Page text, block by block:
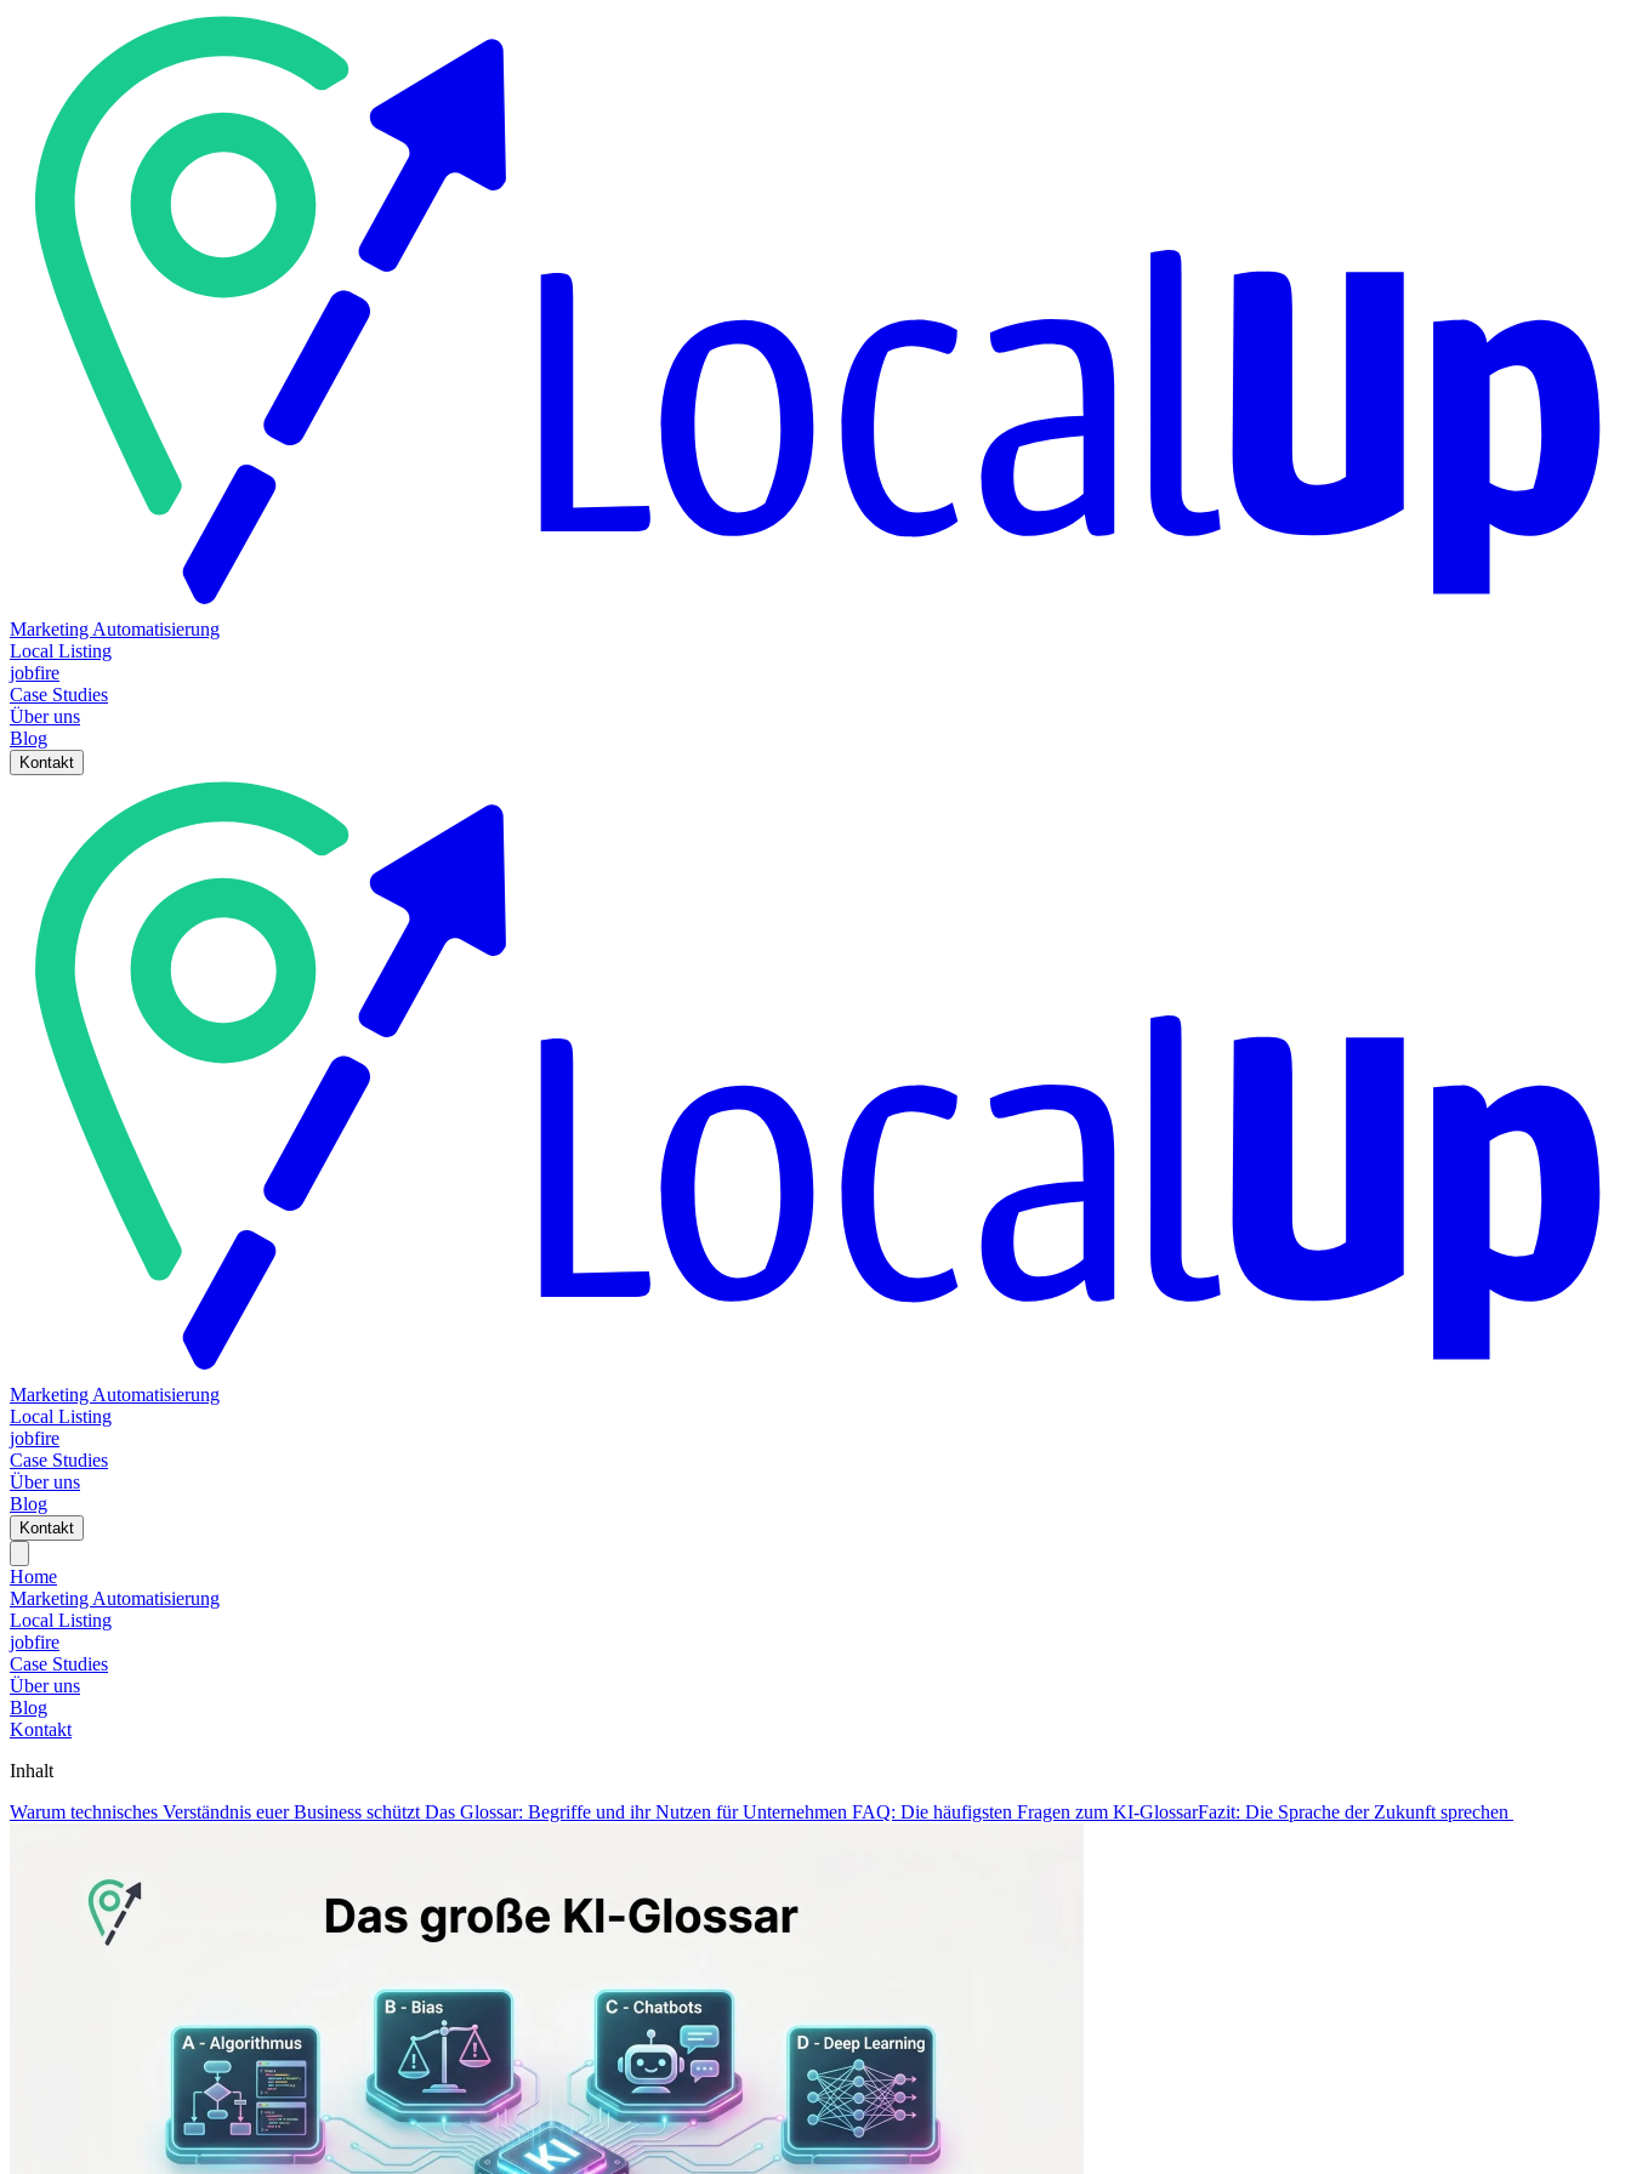
Marketing Automatisierung
Local Listing
jobfire
Case Studies
Über uns
Blog
Kontakt
Marketing Automatisierung
Local Listing
jobfire
Case Studies
Über uns
Blog
Kontakt
Home
Marketing Automatisierung
Local Listing
jobfire
Case Studies
Über uns
Blog
Kontakt
Inhalt
Warum technisches Verständnis euer Business schützt Das Glossar: Begriffe und ihr Nutzen für Unternehmen FAQ: Die häufigsten Fragen zum KI-GlossarFazit: Die Sprache der Zukunft sprechen